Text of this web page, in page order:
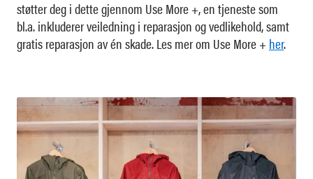
støtter deg i dette gjennom Use More +, en tjeneste som
bl.a. inkluderer veiledning i reparasjon og vedlikehold, samt
gratis reparasjon av én skade. Les mer om Use More + her.